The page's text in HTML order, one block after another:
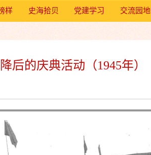
样 史海拾贝 党建学习 交流园地
后的庆典活动（1945年）